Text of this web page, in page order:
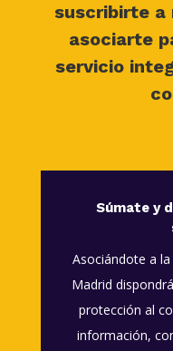
suscribirte a
asociarte
servicio
Súmate y
Asociándote a
Madrid
protección al
información,